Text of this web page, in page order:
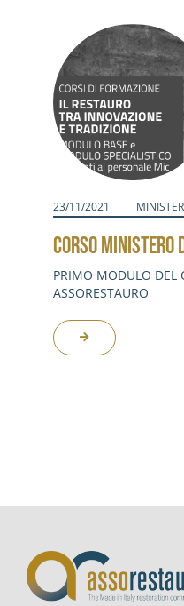
Contatti
Login
23/11/2021
CORSO
PRIMO MODULO DEL
ASSORESTAURO